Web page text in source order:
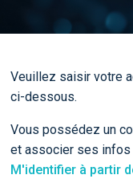
Veuillez saisir votre
ci-dessous.
Vous possédez un
et associer ses infos
M'identifier à partir